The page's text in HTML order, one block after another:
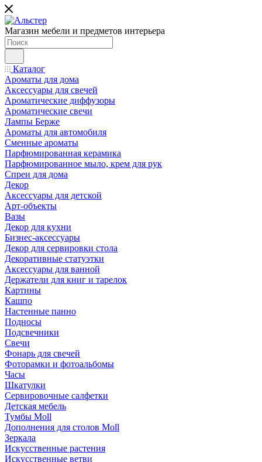
Магазин мебели и предметов интерьера
Каталог
Ароматы для дома
Аксессуары для свечей
Ароматические диффузоры
Ароматические свечи
Лампы Берже
Ароматы для автомобиля
Сменные ароматы
Парфюмированная керамика
Парфюмированное мыло, крем для рук
Спреи для дома
Декор
Аксессуары для детской
Арт-объекты
Вазы
Декор для кухни
Бизнес-аксессуары
Декор для сервировки стола
Декоративные статуэтки
Аксессуары для ванной
Держатели для книг и тарелок
Картины
Кашпо
Настенные панно
Подносы
Подсвечники
Свечи
Фонарь для свечей
Фоторамки и фотоальбомы
Часы
Шкатулки
Сервировочные салфетки
Детская мебель
Тумбы Moll
Дополнения для столов Moll
Зеркала
Искусственные растения
Искусственные ветви